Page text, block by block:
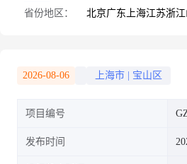
省份地区： 北京广东 上海江苏浙江
2026-08-06 上海市 宝山区
项目编号
发布时间